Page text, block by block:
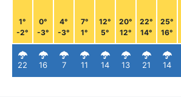
1°
-2°
22
0°
-3°
16
4°
-3°
7
7°
1°
11
12°
5°
14
20°
12°
13
22°
14°
21
25°
16°
14